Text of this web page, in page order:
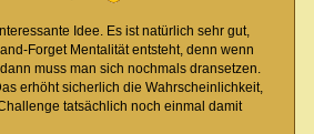
Idee. Es ist natürlich sehr gut,
Forget Mentalität entsteht, denn wenn
muss man sich nochmals dransetzen.
erhöht sicherlich die Wahrscheinlichkeit,
tatsächlich noch einmal damit